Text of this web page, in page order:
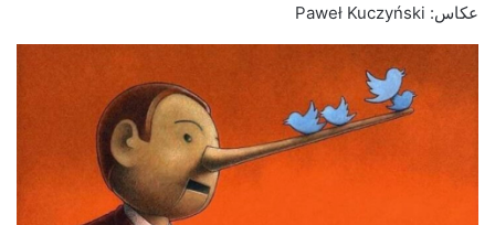
عکاس: Paweł Kuczyński